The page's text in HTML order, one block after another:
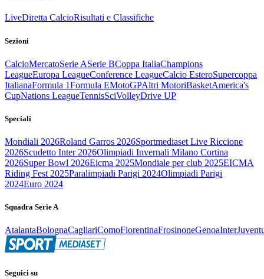
LiveDiretta CalcioRisultati e Classifiche
Sezioni
CalcioMercatoSerie ASerie BCoppa ItaliaChampions
LeagueEuropa LeagueConference LeagueCalcio EsteroSupercoppa
ItalianaFormula 1Formula EMotoGPAltri MotoriBasketAmerica's
CupNations LeagueTennisSciVolleyDrive UP
Speciali
Mondiali 2026Roland Garros 2026Sportmediaset Live Riccione
2026Scudetto Inter 2026Olimpiadi Invernali Milano Cortina
2026Super Bowl 2026Eicma 2025Mondiale per club 2025EICMA
Riding Fest 2025Paralimpiadi Parigi 2024Olimpiadi Parigi
2024Euro 2024
Squadra Serie A
AtalantaBolognaCagliariComoFiorentinaFrosinoneGenoaInter
Seguici su